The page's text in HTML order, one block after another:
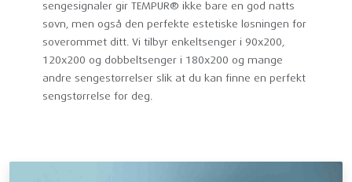
sengesignaler gir TEMPUR® ikke bare en god natts
søvn, men også den perfekte estetiske løsningen for
soverommet ditt. Vi tilbyr enkeltsenger i 90x200,
120x200 og dobbeltsenger i 180x200 og mange
andre sengestørrelser slik at du kan finne en perfekt
sengstørrelse for deg.